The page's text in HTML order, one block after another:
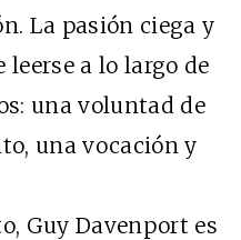
La pasión ciega y
leerse a lo largo de
una voluntad de
una vocación y
Guy Davenport es